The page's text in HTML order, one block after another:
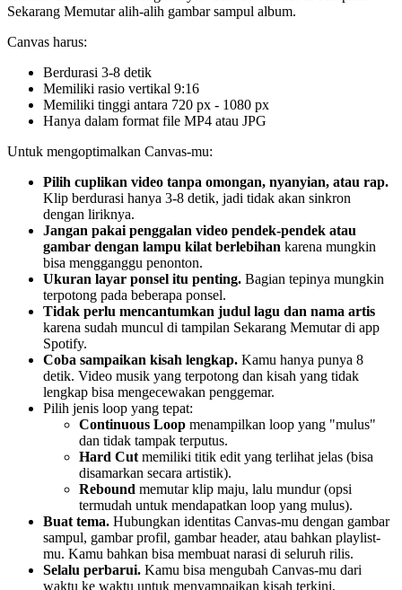
Sekarang Memutar alih-alih gambar sampul album.
Canvas harus:
Berdurasi 3-8 detik
Memiliki rasio vertikal 9:16
Memiliki tinggi antara 720 px - 1080 px
Hanya dalam format file MP4 atau JPG
Untuk mengoptimalkan Canvas-mu:
Pilih cuplikan video tanpa omongan, nyanyian, atau rap.
Klip berdurasi hanya 3-8 detik, jadi tidak akan sinkron
dengan liriknya.
Jangan pakai penggalan video pendek-pendek atau
gambar dengan lampu kilat berlebihan karena mungkin
bisa mengganggu penonton.
Ukuran layar ponsel itu penting. Bagian tepinya mungkin
terpotong pada beberapa ponsel.
Tidak perlu mencantumkan judul lagu dan nama artis
karena sudah muncul di tampilan Sekarang Memutar di app
Spotify.
Coba sampaikan kisah lengkap. Kamu hanya punya 8
detik. Video musik yang terpotong dan kisah yang tidak
lengkap bisa mengecewakan penggemar.
Pilih jenis loop yang tepat:
Continuous Loop menampilkan loop yang "mulus"
dan tidak tampak terputus.
Hard Cut memiliki titik edit yang terlihat jelas (bisa
disamarkan secara artistik).
Rebound memutar klip maju, lalu mundur (opsi
termudah untuk mendapatkan loop yang mulus).
Buat tema. Hubungkan identitas Canvas-mu dengan gambar
sampul, gambar profil, gambar header, atau bahkan playlist-
mu. Kamu bahkan bisa membuat narasi di seluruh rilis.
Selalu perbarui. Kamu bisa mengubah Canvas-mu dari
waktu ke waktu untuk menyampaikan kisah terkini,